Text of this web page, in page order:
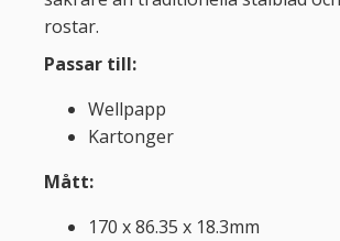
rostar.
Passar till:
Wellpapp
Kartonger
Mått:
170 x 86.35 x 18.3mm